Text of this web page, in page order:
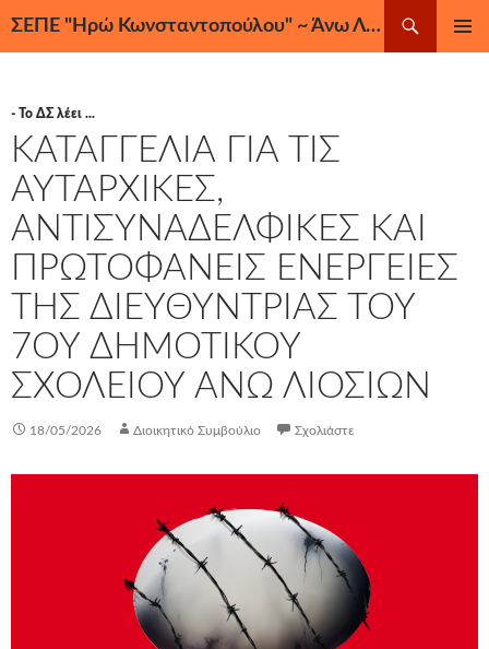
ΣΕΠΕ "Ηρώ Κωνσταντοπούλου" ~ Άνω Λιόσια, Ζεφύρι, Φυλή
- Το ΔΣ λέει ...
ΚΑΤΑΓΓΕΛΙΑ ΓΙΑ ΤΙΣ
ΑΥΤΑΡΧΙΚΕΣ,
ΑΝΤΙΣΥΝΑΔΕΛΦΙΚΕΣ ΚΑΙ
ΠΡΩΤΟΦΑΝΕΙΣ ΕΝΕΡΓΕΙΕΣ
ΤΗΣ ΔΙΕΥΘΥΝΤΡΙΑΣ ΤΟΥ
7ΟΥ ΔΗΜΟΤΙΚΟΥ
ΣΧΟΛΕΙΟΥ ΑΝΩ ΛΙΟΣΙΩΝ
18/05/2026 Διοικητικό Συμβούλιο Σχολιάστε